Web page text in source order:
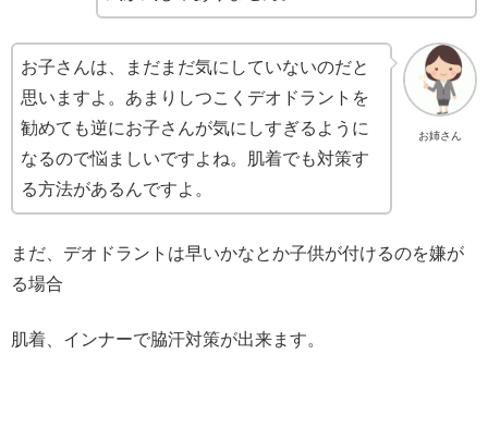
お姉さん
お子さんは、まだまだ気にしていないのだと
思いますよ。あまりしつこくデオドラントを
勧めても逆にお子さんが気にしすぎるように
なるので悩ましいですよね。肌着でも対策す
る方法があるんですよ。
まだ、デオドラントは早いかなとか子供が付けるのを嫌が
る場合
肌着、インナーで脇汗対策が出来ます。